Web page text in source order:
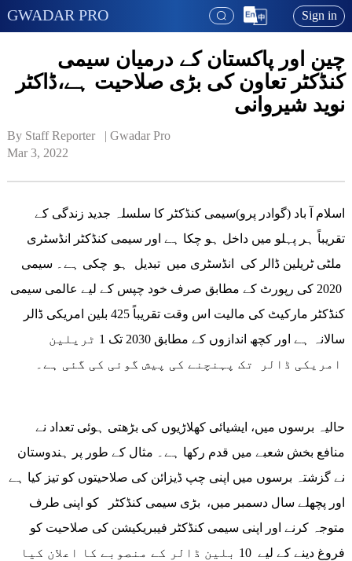
GWADAR PRO Sign in
چین اور پاکستان کے درمیان سیمی
کنڈکٹر تعاون کی بڑی صلاحیت ہے،ڈاکٹر
نوید شیروانی
By Staff Reporter   | Gwadar Pro
Mar 3, 2022
تقریباً ہر پہلو میں داخل ہو چکا ہے اور سیمی کنڈکٹر انڈسٹری
ملٹی ٹریلین ڈالر کی انڈسٹری میں تبدیل ہو چکی ہے۔ سیمی
2020 کی رپورٹ کے مطابق صرف خود چپس کے لیے عالمی سیمی
کنڈکٹر مارکیٹ کی مالیت اس وقت تقریباً 425 بلین امریکی ڈالر
سالانہ ہے اور کچھ اندازوں کے مطابق 2030 تک 1 ٹریلین
امریکی ڈالر تک پہنچنے کی پیش گوئی کی گئی ہے۔
حالیہ برسوں میں، ایشیائی کھلاڑیوں کی بڑھتی ہوئی تعداد نے
منافع بخش شعبے میں قدم رکھا ہے۔ مثال کے طور پر ہندوستان
نے گزشتہ برسوں میں اپنی چپ ڈیزائن کی صلاحیتوں کو تیز کیا ہے
اور پچھلے سال دسمبر میں، بڑی سیمی کنڈکٹر کو اپنی طرف
متوجہ کرنے اور اپنی سیمی کنڈکٹر فیبریکیشن کی صلاحیت کو
فروغ دینے کے لیے 10 بلین ڈالر کے منصوبے کا اعلان کیا